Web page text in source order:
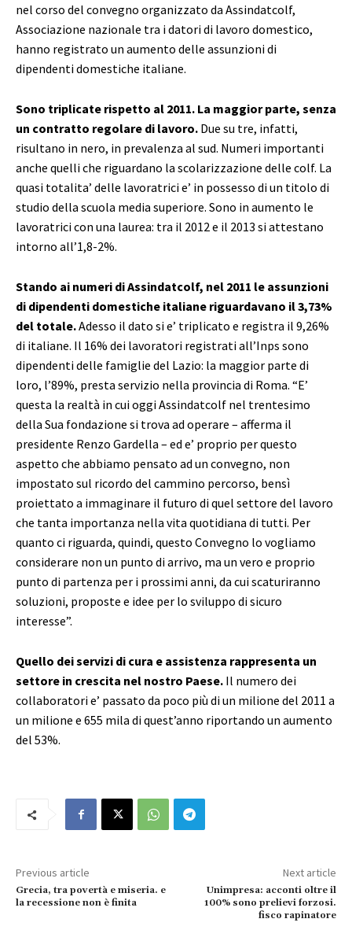
nel corso del convegno organizzato da Assindatcolf,
Associazione nazionale tra i datori di lavoro domestico,
hanno registrato un aumento delle assunzioni di
dipendenti domestiche italiane.
Sono triplicate rispetto al 2011. La maggior parte, senza
un contratto regolare di lavoro. Due su tre, infatti,
risultano in nero, in prevalenza al sud. Numeri importanti
anche quelli che riguardano la scolarizzazione delle colf. La
quasi totalita’ delle lavoratrici e’ in possesso di un titolo di
studio della scuola media superiore. Sono in aumento le
lavoratrici con una laurea: tra il 2012 e il 2013 si attestano
intorno all’1,8-2%.
Stando ai numeri di Assindatcolf, nel 2011 le assunzioni
di dipendenti domestiche italiane riguardavano il 3,73%
del totale.Adesso il dato si e’ triplicato e registra il 9,26%
di italiane. Il 16% dei lavoratori registrati all’Inps sono
dipendenti delle famiglie del Lazio: la maggior parte di
loro, l’89%, presta servizio nella provincia di Roma. “E’
questa la realtà in cui oggi Assindatcolf nel trentesimo
della Sua fondazione si trova ad operare – afferma il
presidente Renzo Gardella – ed e’ proprio per questo
aspetto che abbiamo pensato ad un convegno, non
impostato sul ricordo del cammino percorso, bensì
proiettato a immaginare il futuro di quel settore del lavoro
che tanta importanza nella vita quotidiana di tutti. Per
quanto ci riguarda, quindi, questo Convegno lo vogliamo
considerare non un punto di arrivo, ma un vero e proprio
punto di partenza per i prossimi anni, da cui scaturiranno
soluzioni, proposte e idee per lo sviluppo di sicuro
interesse”.
Quello dei servizi di cura e assistenza rappresenta un
settore in crescita nel nostro Paese. Il numero dei
collaboratori e’ passato da poco più di un milione del 2011 a
un milione e 655 mila di quest’anno riportando un aumento
del 53%.
Previous article
Grecia, tra povertà e miseria. e
la recessione non è finita
Next article
Unimpresa: acconti oltre il
100% sono prelievi forzosi.
fisco rapinatore